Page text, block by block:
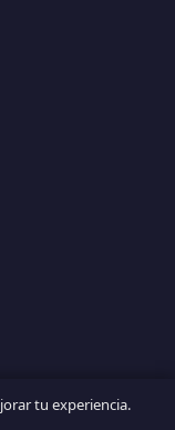
tu experiencia.